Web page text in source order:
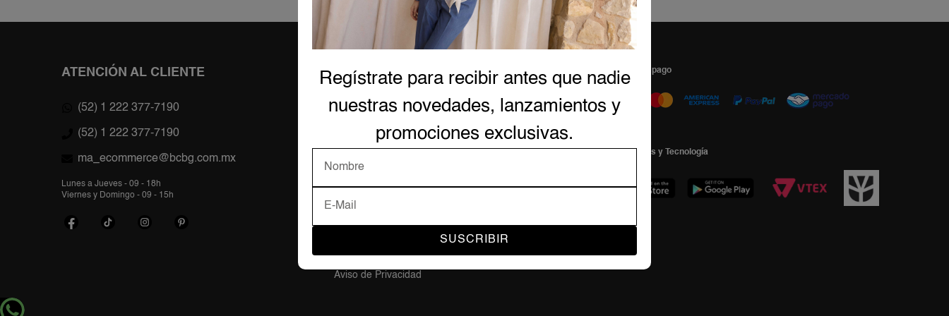
ATENCIÓN AL CLIENTE
(52) 1 222 377-7190
(52) 1 222 377-7190
ma_ecommerce@bcbg.com.mx
Lunes a Jueves - 09 - 18h
Viernes y Domingo - 09 - 15h
AYUDA Y SOPORTE
Contacto
Mi Cuenta
Mis Pedidos
Preguntas Frecuentes
Acerca de Nosotros
Trabaja en BCBG
Términos y Condiciones
Aviso de Privacidad
Formas de pago
Plataformas y Tecnología
Regístrate para recibir antes que nadie
nuestras novedades, lanzamientos y
promociones exclusivas.
SUSCRIBIR